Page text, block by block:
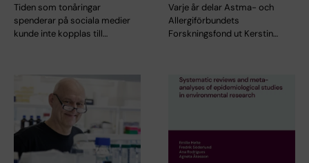
Tiden som tonåringar
spenderar på sociala medier
kunde inte kopplas till…
Varje år delar Astma- och
Allergiförbundets
Forskningsfond ut Kerstin…